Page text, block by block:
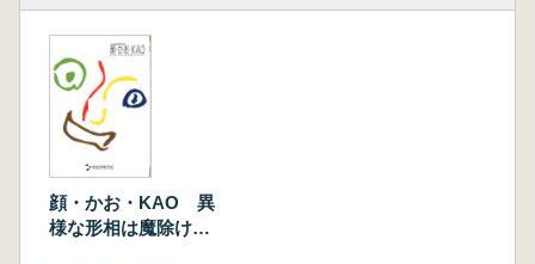
顔・かお・KAO 異
様な形相は魔除けの